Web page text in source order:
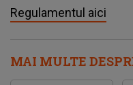
Regulamentul aici
MAI MULTE